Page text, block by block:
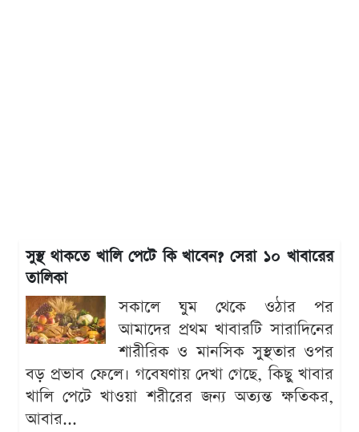
সুস্থ থাকতে খালি পেটে কি খাবেন? সেরা ১০ খাবারের
তালিকা
সকালে ঘুম থেকে ওঠার পর
আমাদের প্রথম খাবারটি সারাদিনের
শারীরিক ও মানসিক সুস্থতার ওপর
বড় প্রভাব ফেলে। গবেষণায় দেখা গেছে, কিছু খাবার
খালি পেটে খাওয়া শরীরের জন্য অত্যন্ত ক্ষতিকর,
আবার...